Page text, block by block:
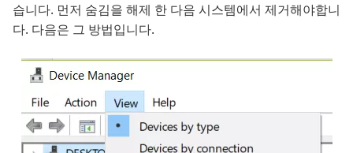
습니다. 먼저 숨김을 해제 한 다음 시스템에서 제거해야합니
다. 다음은 그 방법입니다.